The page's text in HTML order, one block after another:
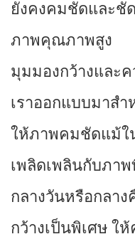
ยังคงคมชัดและชั
ภาพคุณภาพสูง
มุมมองกว้างและค
เราออกแบบมาสำ
ให้ภาพคมชัดแม้ใ
เพลิดเพลินกับภา
กลางวันหรือกลา
กว้างเป็นพิเศษ ใ